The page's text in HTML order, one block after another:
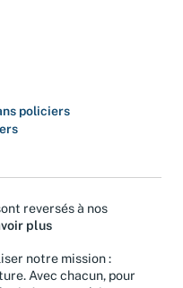
policiers
reversés à nos
plus
notre mission :
Avec chacun, pour